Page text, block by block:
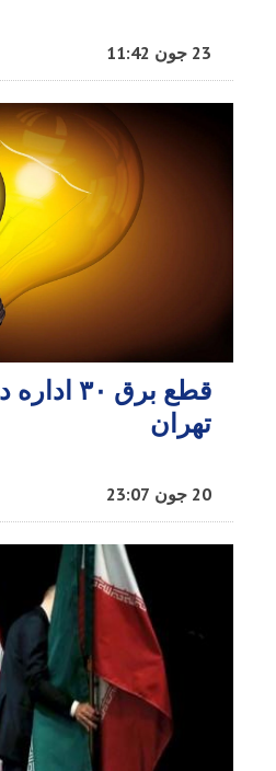
23 جون 11:42
قطع برق ۳۰
تهران
20 جون 23:07